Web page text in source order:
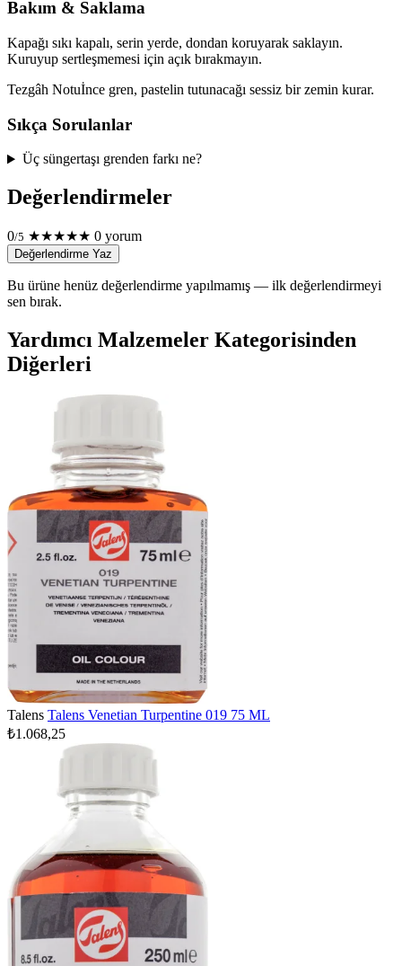
Bakım & Saklama
Kapağı sıkı kapalı, serin yerde, dondan koruyarak saklayın.
Kuruyup sertleşmemesi için açık bırakmayın.
Tezgâh Notuİnce gren, pastelin tutunacağı sessiz bir zemin kurar.
Sıkça Sorulanlar
Üç süngertaşı grenden farkı ne?
Değerlendirmeler
0/5 ★★★★★ 0 yorum
Değerlendirme Yaz
Bu ürüne henüz değerlendirme yapılmamış — ilk değerlendirmeyi
sen bırak.
Yardımcı Malzemeler Kategorisinden
Diğerleri
Talens Talens Venetian Turpentine 019 75 ML
₺1.068,25